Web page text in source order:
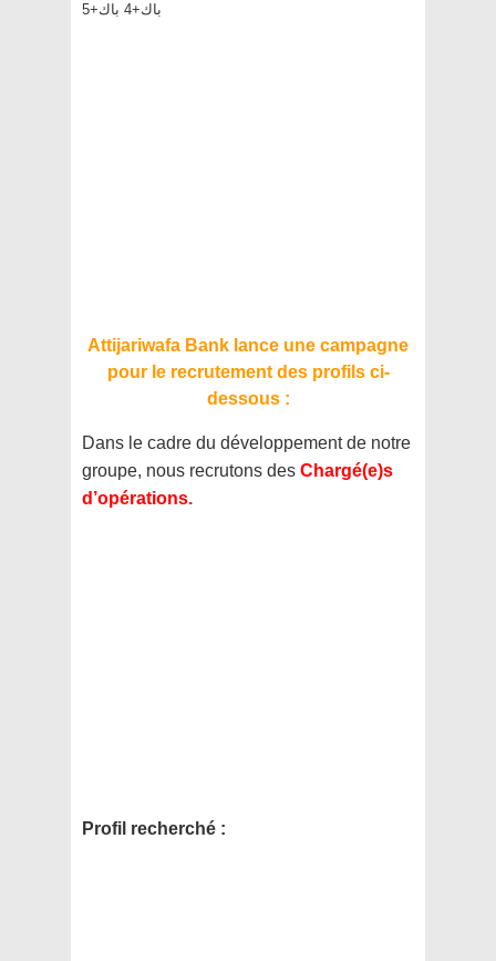
Attijariwafa Bank lance une campagne
pour le recrutement des profils ci-
dessous :
Dans le cadre du développement de notre
groupe, nous recrutons des Chargé(e)s
d’opérations.
Profil recherché :